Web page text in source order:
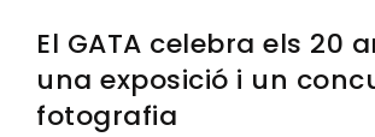
El GATA celebra els 20
una exposició i un
fotografia